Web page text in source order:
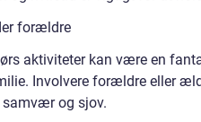
forældre
aktiviteter kan være en
Involvere forældre eller
og sjov.